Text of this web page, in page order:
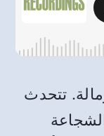
تتحدث